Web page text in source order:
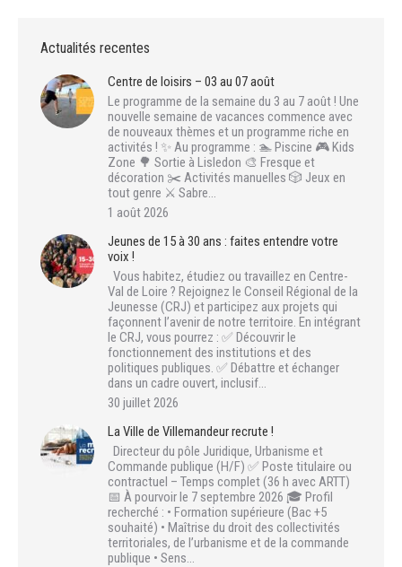
Actualités recentes
Centre de loisirs – 03 au 07 août
Le programme de la semaine du 3 au 7 août ! Une
nouvelle semaine de vacances commence avec
de nouveaux thèmes et un programme riche en
activités ! ✨ Au programme : 🏊 Piscine 🎮 Kids
Zone 🌳 Sortie à Lisledon 🎨 Fresque et
décoration ✂️ Activités manuelles 🎲 Jeux en
tout genre ⚔️ Sabre…
1 août 2026
Jeunes de 15 à 30 ans : faites entendre votre
voix !
Vous habitez, étudiez ou travaillez en Centre-
Val de Loire ? Rejoignez le Conseil Régional de la
Jeunesse (CRJ) et participez aux projets qui
façonnent l’avenir de notre territoire. En intégrant
le CRJ, vous pourrez : ✅ Découvrir le
fonctionnement des institutions et des
politiques publiques. ✅ Débattre et échanger
dans un cadre ouvert, inclusif…
30 juillet 2026
La Ville de Villemandeur recrute !
Directeur du pôle Juridique, Urbanisme et
Commande publique (H/F) ✅ Poste titulaire ou
contractuel – Temps complet (36 h avec ARTT)
📅 À pourvoir le 7 septembre 2026 🎓 Profil
recherché : • Formation supérieure (Bac +5
souhaité) • Maîtrise du droit des collectivités
territoriales, de l’urbanisme et de la commande
publique • Sens…